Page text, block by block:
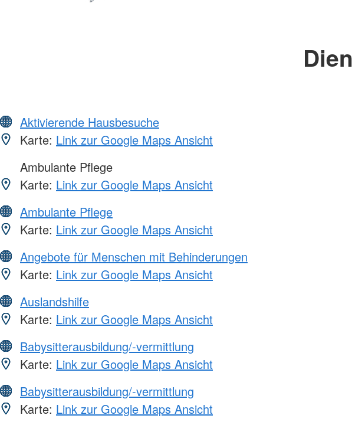
Aktivierende Hausbesuche
Karte: Link zur Google Maps Ansicht
Ambulante Pflege
Karte: Link zur Google Maps Ansicht
Ambulante Pflege
Karte: Link zur Google Maps Ansicht
Angebote für Menschen mit Behinderungen
Karte: Link zur Google Maps Ansicht
Auslandshilfe
Karte: Link zur Google Maps Ansicht
Babysitterausbildung/-vermittlung
Karte: Link zur Google Maps Ansicht
Babysitterausbildung/-vermittlung
Karte: Link zur Google Maps Ansicht